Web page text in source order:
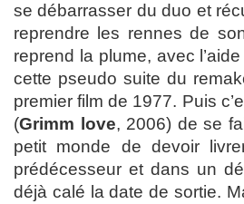
se débarrasser du duo et
reprendre les rennes de
reprend la plume, avec
cette pseudo suite du
premier film de 1977. Puis
(Grimm love, 2006) de se
petit monde de devoir
prédécesseur et dans un
déjà calé la date de sortie.